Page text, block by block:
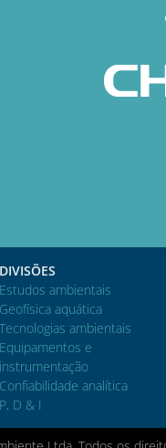
DIVISÕES
Estudos ambientais
Geofísica aquática
Tecnologias ambientais
Equipamentos e
instrumentação
Confiabilidade analítica
P, D & I